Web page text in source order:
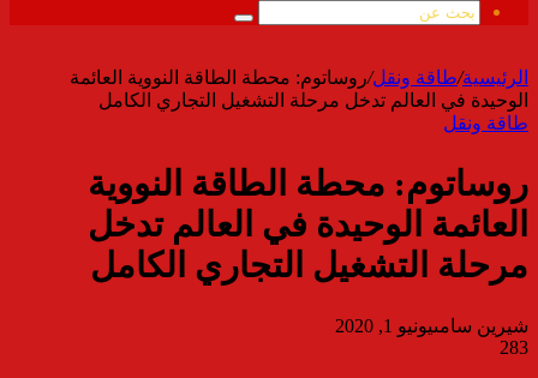
الموقع
بحث
الرئيسية/طاقة ونقل/روساتوم: محطة الطاقة النووية العائمة
الوحيدة في العالم تدخل مرحلة التشغيل التجاري الكامل
طاقة ونقل
روساتوم: محطة الطاقة النووية
العائمة الوحيدة في العالم تدخل
مرحلة التشغيل التجاري الكامل
شيرين سامىيونيو 1, 2020
283